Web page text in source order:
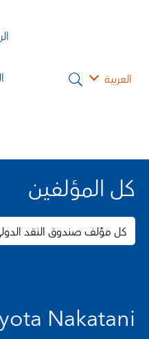
العربية
كل المؤلفين
كل مؤلف صندوق النقد
Nakatani